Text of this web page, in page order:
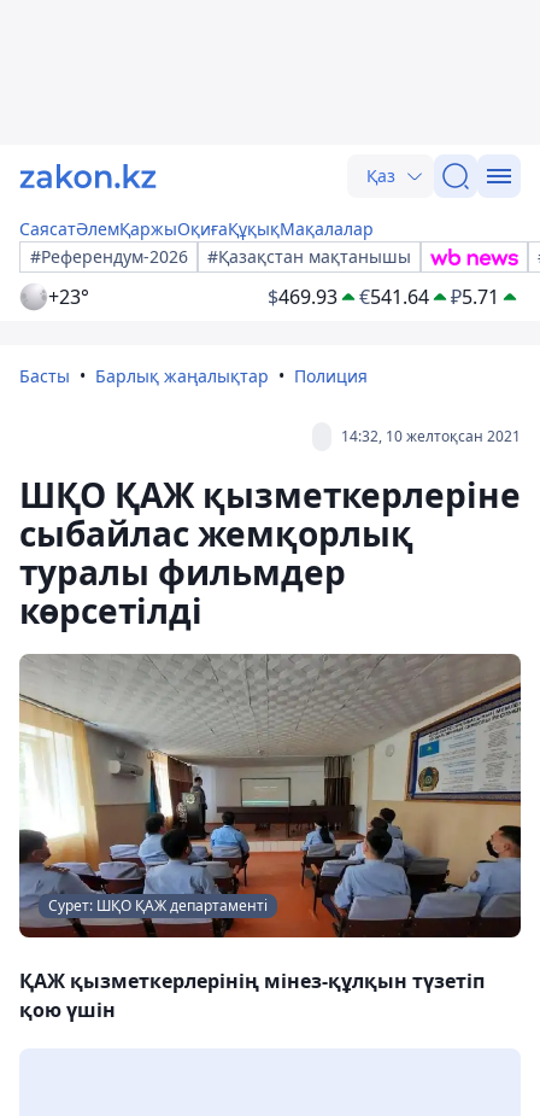
Қаз
СаясатӘлемҚаржыОқиғаҚұқықМақалалар
#Референдум-2026
#Қазақстан мақтанышы
+23° $469.93 €541.64 ₽5.71
Басты Барлық жаңалықтар Полиция
14:32, 10 желтоқсан 2021
ШҚО ҚАЖ қызметкерлеріне
сыбайлас жемқорлық
туралы фильмдер
көрсетілді
Сурет: ШҚО ҚАЖ департаменті
ҚАЖ қызметкерлерінің мінез-құлқын түзетіп
қою үшін